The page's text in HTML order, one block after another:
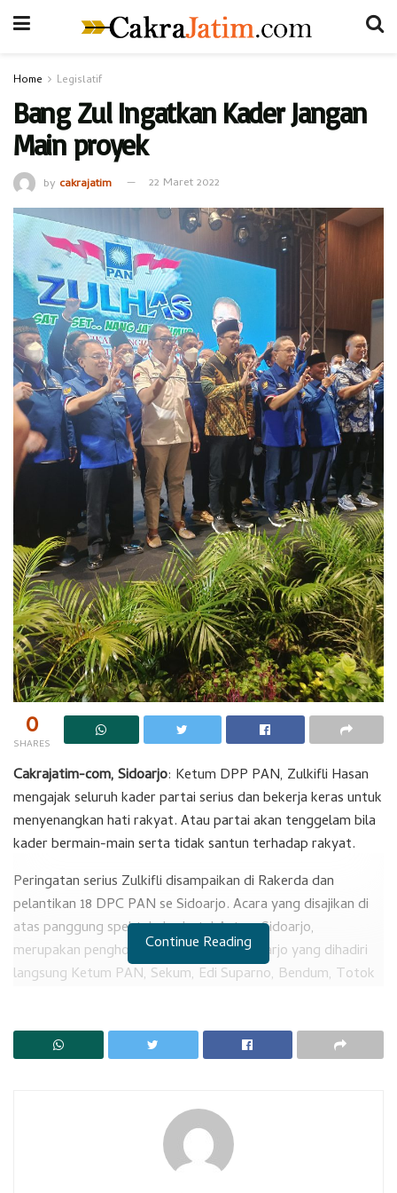
Home Legislatif
Bang Zul Ingatkan Kader Jangan
Main proyek
by cakrajatim 22 Maret 2022
0
SHARES
Cakrajatim-com, Sidoarjo: Ketum DPP PAN, Zulkifli Hasan
mengajak seluruh kader partai serius dan bekerja keras untuk
menyenangkan hati rakyat. Atau partai akan tenggelam bila
kader bermain-main serta tidak santun terhadap rakyat.
Peringatan serius Zulkifli disampaikan di Rakerda dan
pelantikan 18 DPC PAN se Sidoarjo. Acara yang disajikan di
atas panggung spektakuler hotel Aston, Sidoarjo,
merupakan penghormatan bagi PAN Sidoarjo yang dihadiri
langsung Ketum PAN, Sekum, Edi Suparno, Bendum, Totok
bupati Sidoarjo, Gus Muhdlor.
DPC PKB Perkuat Regenerasi Kepemimpinan
Ketua DPRD Terima Kunjungan Mahasiswa
Continue Reading